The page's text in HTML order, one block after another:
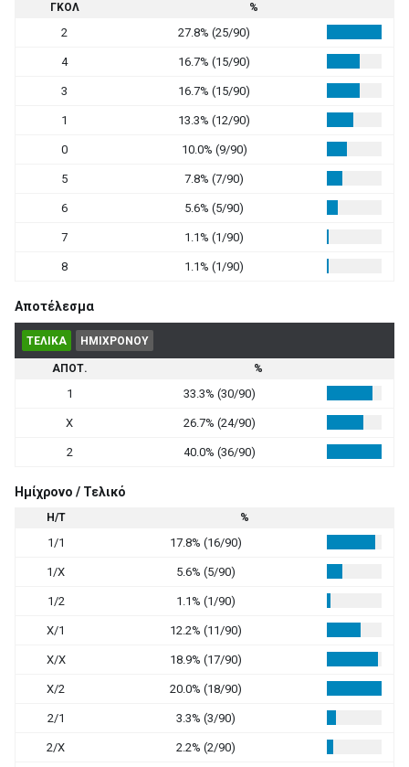
ΓΚΟΛ %
2 27.8% (25/90)
4 16.7% (15/90)
3 16.7% (15/90)
1 13.3% (12/90)
0 10.0% (9/90)
5 7.8% (7/90)
6 5.6% (5/90)
7 1.1% (1/90)
8 1.1% (1/90)
Αποτέλεσμα
ΤΕΛΙΚΑ ΗΜΙΧΡΟΝΟΥ
ΑΠΟΤ. %
1 33.3% (30/90)
X 26.7% (24/90)
2 40.0% (36/90)
Ημίχρονο / Τελικό
Η/Τ %
1/1 17.8% (16/90)
1/X 5.6% (5/90)
1/2 1.1% (1/90)
X/1 12.2% (11/90)
X/X 18.9% (17/90)
X/2 20.0% (18/90)
2/1 3.3% (3/90)
2/X 2.2% (2/90)